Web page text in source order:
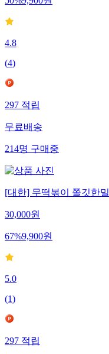
50%9,900원
4.8
(4)
297적립
무료배송
214명구매중
[대한] 무떡볶이 쫄깃한
30,000원
67%9,900원
5.0
(1)
297적립